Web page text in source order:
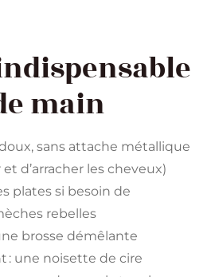
main
sans attache métallique
d’arracher les cheveux)
plates si besoin de
rebelles
brosse démêlante
: une noisette de cire